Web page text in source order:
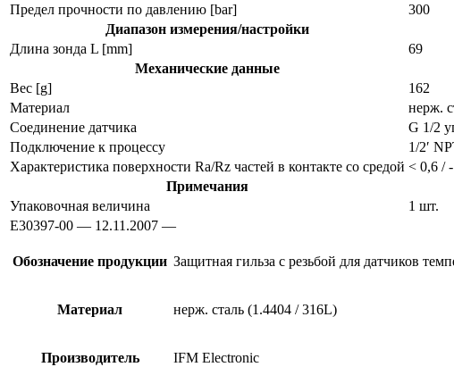
Предел прочности по давлению [bar]
300
Диапазон измерения/настройки
Длина зонда L [mm]
69
Механические данные
Вес [g]
162
Материал
нерж.
Соединение датчика
G 1/2
Подключение к процессу
1/2′
Характеристика поверхности Ra/Rz частей в контакте со средой < 0,6 / -
Примечания
Упаковочная величина
1 шт.
E30397-00 — 12.11.2007 —
Обозначение продукции Защитная гильза с резьбой для датчиков
Материал нерж. сталь (1.4404 / 316L)
Производитель IFM Electronic